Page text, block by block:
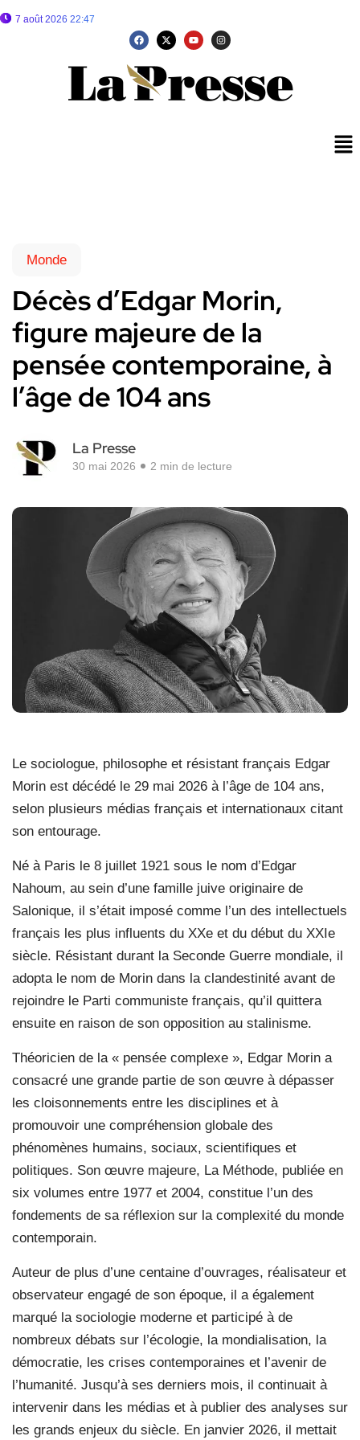
7 août 2026 22:47
Monde
Décès d’Edgar Morin,
figure majeure de la
pensée contemporaine, à
l’âge de 104 ans
La Presse
30 mai 2026 2 min de lecture
Le sociologue, philosophe et résistant français Edgar
Morin est décédé le 29 mai 2026 à l’âge de 104 ans,
selon plusieurs médias français et internationaux citant
son entourage.
Né à Paris le 8 juillet 1921 sous le nom d’Edgar
Nahoum, au sein d’une famille juive originaire de
Salonique, il s’était imposé comme l’un des intellectuels
français les plus influents du XXe et du début du XXIe
siècle. Résistant durant la Seconde Guerre mondiale, il
adopta le nom de Morin dans la clandestinité avant de
rejoindre le Parti communiste français, qu’il quittera
ensuite en raison de son opposition au stalinisme.
Théoricien de la « pensée complexe », Edgar Morin a
consacré une grande partie de son œuvre à dépasser
les cloisonnements entre les disciplines et à
promouvoir une compréhension globale des
phénomènes humains, sociaux, scientifiques et
politiques. Son œuvre majeure, La Méthode, publiée en
six volumes entre 1977 et 2004, constitue l’un des
fondements de sa réflexion sur la complexité du monde
contemporain.
Auteur de plus d’une centaine d’ouvrages, réalisateur et
observateur engagé de son époque, il a également
marqué la sociologie moderne et participé à de
nombreux débats sur l’écologie, la mondialisation, la
démocratie, les crises contemporaines et l’avenir de
l’humanité. Jusqu’à ses derniers mois, il continuait à
intervenir dans les médias et à publier des analyses sur
les grands enjeux du siècle. En janvier 2026, il mettait